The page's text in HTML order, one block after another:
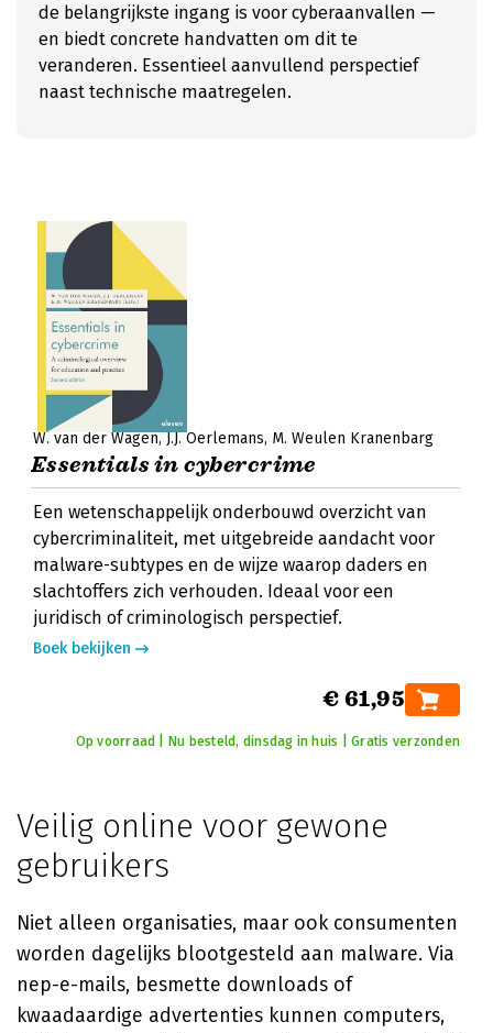
de belangrijkste ingang is voor cyberaanvallen —
en biedt concrete handvatten om dit te
veranderen. Essentieel aanvullend perspectief
naast technische maatregelen.
W. van der Wagen J.J. Oerlemans M. Weulen Kranenbarg
Essentials in cybercrime
Een wetenschappelijk onderbouwd overzicht van
cybercriminaliteit, met uitgebreide aandacht voor
malware-subtypes en de wijze waarop daders en
slachtoffers zich verhouden. Ideaal voor een
juridisch of criminologisch perspectief.
Boek bekijken
€ 61,95
Op voorraad | Nu besteld, dinsdag in huis | Gratis verzonden
Veilig online voor gewone
gebruikers
Niet alleen organisaties, maar ook consumenten
worden dagelijks blootgesteld aan malware. Via
nep-e-mails, besmette downloads of
kwaadaardige advertenties kunnen computers,